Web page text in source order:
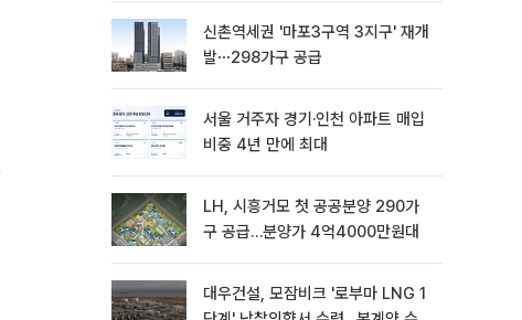
신촌역세권 '마포3구역 3지구' 재개
발⋯298가구 공급
서울 거주자 경기·인천 아파트 매입
비중 4년 만에 최대
LH, 시흥거모 첫 공공분양 290가
구 공급…분양가 4억4000만원대
대우건설, 모잠비크 '로부마 LNG 1